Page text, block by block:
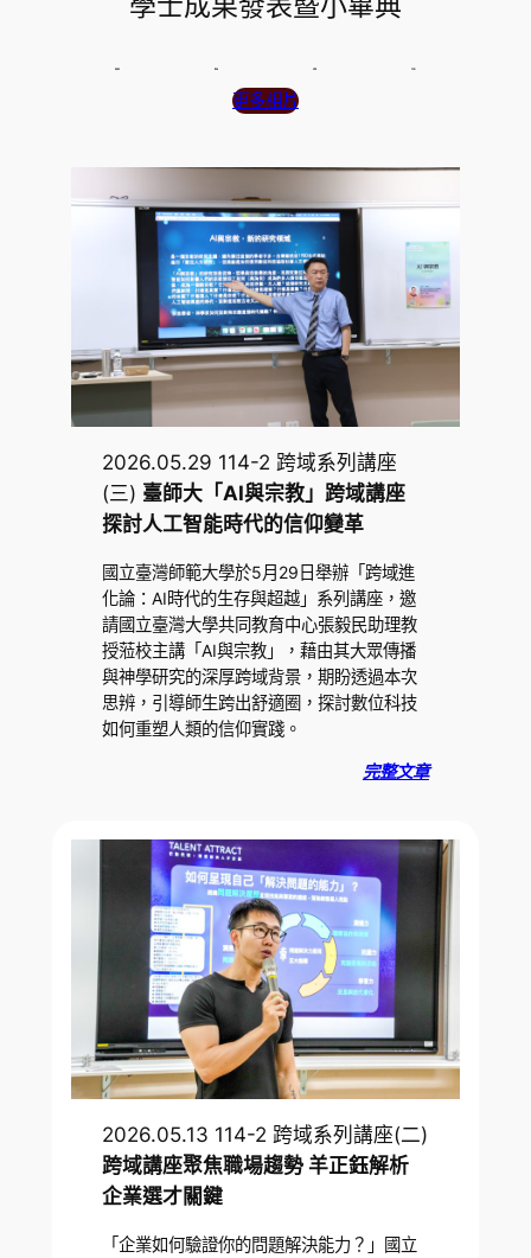
更多相片
2026.05.29 114-2 跨域系列講座
(三) 臺師大「AI與宗教」跨域講座
探討人工智能時代的信仰變革
國立臺灣師範大學於5月29日舉辦「跨域進
化論：AI時代的生存與超越」系列講座，邀
請國立臺灣大學共同教育中心張毅民助理教
授蒞校主講「AI與宗教」，藉由其大眾傳播
與神學研究的深厚跨域背景，期盼透過本次
思辨，引導師生跨出舒適圈，探討數位科技
如何重塑人類的信仰實踐。
完整文章
2026.05.13 114-2 跨域系列講座(二)
跨域講座聚焦職場趨勢 羊正鈺解析
企業選才關鍵
「企業如何驗證你的問題解決能力？」國立